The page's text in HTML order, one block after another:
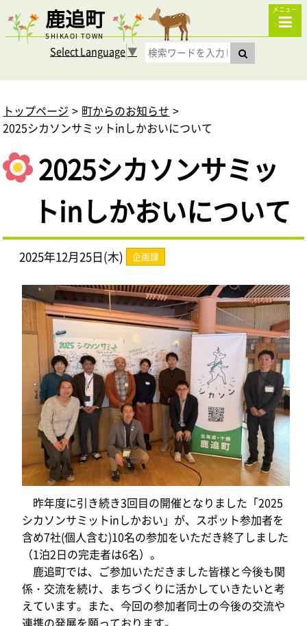
鹿追町
SHIKAOI TOWN
メニュー
Select Language▼
トップページ
町からのお知らせ
2025シカソンサミットinしかおいについて
2025シカソンサミッ
トinしかおいについて
2025年12月25日(木) 企画課
昨年度に引き続き3回目の開催となりました「2025
シカソンサミットinしかおい」が、スポット参加者を
含め7社(個人含む)10名の参加をいただき終了しました
（1泊2日の完走者は6名）。
鹿追町では、ご参加いただきました皆様と今後も関
係・交流を続け、まちづくりに活かしていきたいと考
えています。また、今回の参加者同士の今後の交流や